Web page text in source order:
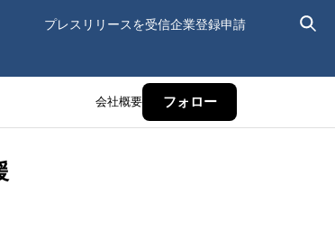
プレスリリースを受信企業登録申請
会社概要 フォロー